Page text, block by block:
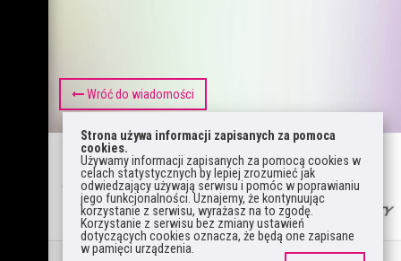
Wróć do wiadomości
Strona używa informacji zapisanych za pomoca
cookies.
Używamy informacji zapisanych za pomocą cookies w
celach statystycznych by lepiej zrozumieć jak
odwiedzający używają serwisu i pomóc w poprawianiu
jego funkcjonalności. Uznajemy, że kontynuując
korzystanie z serwisu, wyrażasz na to zgodę.
Korzystanie z serwisu bez zmiany ustawień
dotyczących cookies oznacza, że będą one zapisane
w pamięci urządzenia.